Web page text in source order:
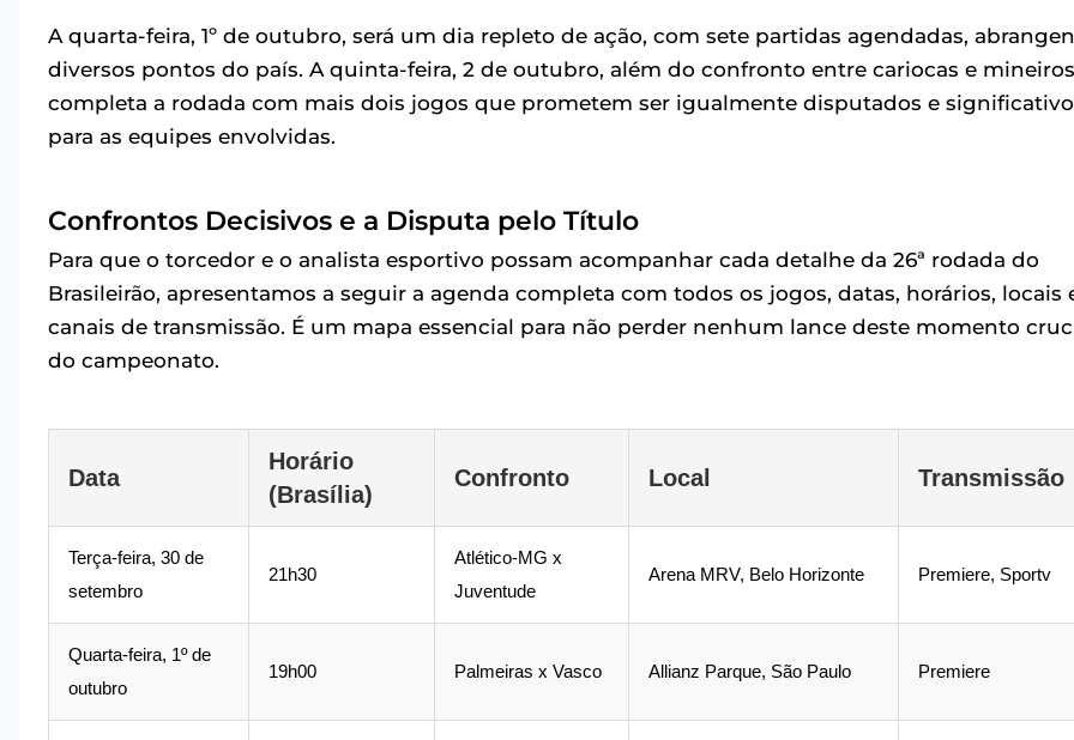
A quarta-feira, 1º de outubro, será um dia repleto de ação, com sete partidas agendadas,
diversos pontos do país. A quinta-feira, 2 de outubro, além do confronto entre cariocas e
completa a rodada com mais dois jogos que prometem ser igualmente disputados e
para as equipes envolvidas.
Confrontos Decisivos e a Disputa pelo Título
Para que o torcedor e o analista esportivo possam acompanhar cada detalhe da 26ª rodada do
Brasileirão, apresentamos a seguir a agenda completa com todos os jogos, datas, horários, locais
canais de transmissão. É um mapa essencial para não perder nenhum lance deste momento
do campeonato.
Data
Horário
(Brasília)
Confronto Local Transmissão
Terça-feira, 30 de
setembro
21h30
Atlético-MG x
Juventude
Arena MRV, Belo Horizonte Premiere, Sportv
Quarta-feira, 1º de
outubro
19h00 Palmeiras x Vasco Allianz Parque, São Paulo Premiere